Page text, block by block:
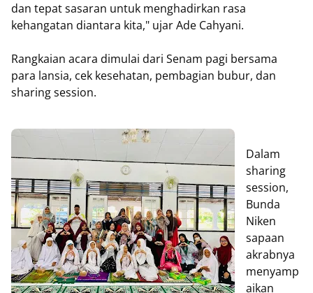
dan tepat sasaran untuk menghadirkan rasa
kehangatan diantara kita," ujar Ade Cahyani.
Rangkaian acara dimulai dari Senam pagi bersama
para lansia, cek kesehatan, pembagian bubur, dan
sharing session.
Dalam
sharing
session,
Bunda
Niken
sapaan
akrabnya
menyamp
aikan